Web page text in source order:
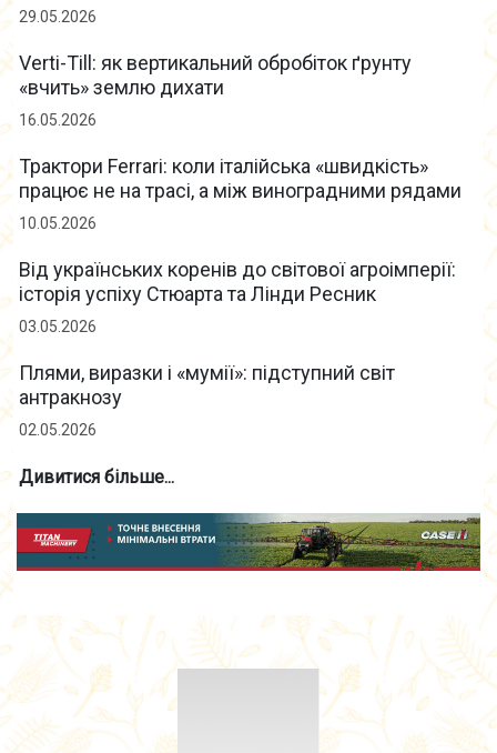
29.05.2026
Verti-Till: як вертикальний обробіток ґрунту
«вчить» землю дихати
16.05.2026
Трактори Ferrari: коли італійська «швидкість»
працює не на трасі, а між виноградними рядами
10.05.2026
Від українських коренів до світової агроімперії:
історія успіху Стюарта та Лінди Ресник
03.05.2026
Плями, виразки і «мумії»: підступний світ
антракнозу
02.05.2026
Дивитися більше...